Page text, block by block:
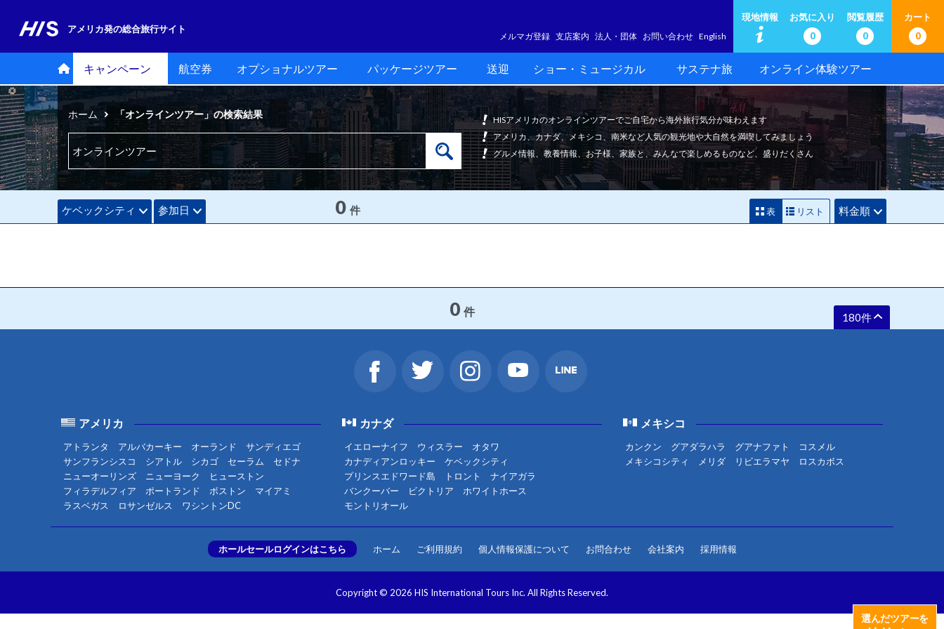
アメリカ発の総合旅行サイト
メルマガ登録 支店案内 法人・団体 お問い合わせ English
現地情報
お気に入り
0
閲覧履歴
0
カート
0
キャンペーン 航空券 オプショナルツアー パッケージツアー 送迎 ショー・ミュージカル サステナ旅 オンライン体験ツアー
ホーム 「オンラインツアー」の検索結果
HISアメリカのオンラインツアーでご自宅から海外旅行気分が味わえます
アメリカ、カナダ、メキシコ、南米など人気の観光地や大自然を満喫してみましょう
グルメ情報、教養情報、お子様、家族と、みんなで楽しめるものなど、盛りだくさん
ケベックシティ 参加日 0 件 表 リスト 料金順
0 件 180件
選んだツアーを
アメリカ
アトランタ アルバカーキー オーランド
サンディエゴ
サンフランシスコ
シアトル シカゴ セーラム
セドナ
ニューオーリンズ
ニューヨーク
ヒューストン
フィラデルフィア
ポートランド ボストン
マイアミ
ラスベガス
ロサンゼルス ワシントンDC
カナダ
イエローナイフ ウィスラー
オタワ
カナディアンロッキー
ケベックシティ
プリンスエドワード島
トロント
ナイアガラ
バンクーバー
ビクトリア
ホワイトホース
モントリオール
メキシコ
カンクン グアダラハラ グアナファト
コスメル
メキシコシティ
メリダ リビエラマヤ ロスカボス
ホールセールログインはこちら ホーム ご利用規約 個人情報保護について お問合わせ 会社案内 採用情報
Copyright © 2026 HIS International Tours Inc. All Rights Reserved.